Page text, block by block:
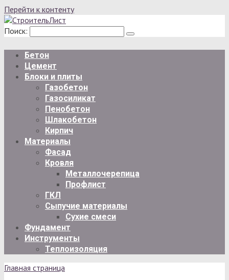
Перейти к контенту
Поиск:
Бетон
Цемент
Блоки и плиты
Газобетон
Газосиликат
Пенобетон
Шлакобетон
Кирпич
Материалы
Фасад
Кровля
Металлочерепица
Профлист
ГКЛ
Сыпучие материалы
Сухие смеси
Фундамент
Инструменты
Теплоизоляция
Главная страница